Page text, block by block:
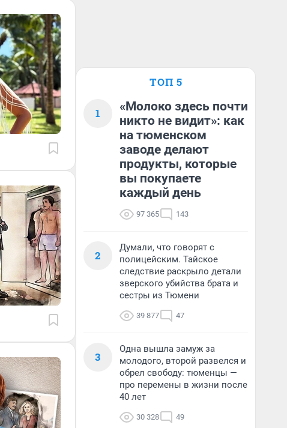
ТОП 5
1
«Молоко здесь почти
никто не видит»: как
на тюменском
заводе делают
продукты, которые
вы покупаете
каждый день
97 365 143
2
Думали, что говорят с
полицейским. Тайское
следствие раскрыло детали
зверского убийства брата и
сестры из Тюмени
39 877 47
3
Одна вышла замуж за
молодого, второй развелся и
обрел свободу: тюменцы —
про перемены в жизни после
40 лет
30 328 49